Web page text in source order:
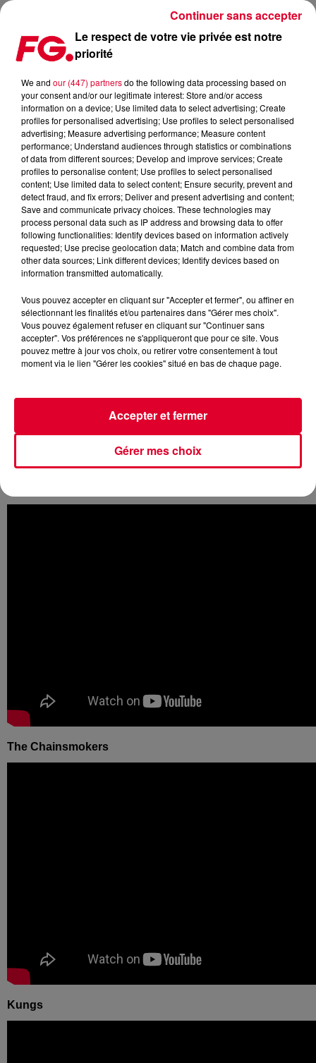
TOMORROWLAND : LES VIDÉOS DES SETS DES DJS STARS EN INTÉGRALITÉ
Publié : 24 juillet 2019 à 6h12 par Antony Harari
Nous sommes actuellement entre les deux week-ends du
effet, vendredi débutera le second week-end, mais la
semaine dernière, il y a déjà eu de très nombreux DJs qui
ont enflammé les multiples scènes du festival. Et on vous
propose aujourd'hui de revivre en vidéo plusieurs sets dans
leur intégralité !
The Chainsmokers
Kungs
Le respect de votre vie privée est notre
priorité
We and our (447) partnersdo the following data processing based on
your consent and/or our legitimate interest: Store and/or access
information on a device; Use limited data to select advertising; Create
profiles for personalised advertising; Use profiles to select personalised
advertising; Measure advertising performance; Measure content
performance; Understand audiences through statistics or combinations
of data from different sources; Develop and improve services; Create
profiles to personalise content; Use profiles to select personalised
content; Use limited data to select content; Ensure security, prevent and
detect fraud, and fix errors; Deliver and present advertising and content;
Save and communicate privacy choices. These technologies may
process personal data such as IP address and browsing data to offer
following functionalities: Identify devices based on information actively
requested; Use precise geolocation data; Match and combine data from
other data sources; Link different devices; Identify devices based on
information transmitted automatically.
Vous pouvez accepter en cliquant sur "Accepter et fermer", ou affiner en
sélectionnant les finalités et/ou partenaires dans "Gérer mes choix".
Vous pouvez également refuser en cliquant sur "Continuer sans
accepter". Vos préférences ne s'appliqueront que pour ce site. Vous
pouvez mettre à jour vos choix, ou retirer votre consentement à tout
moment via le lien "Gérer les cookies" situé en bas de chaque page.
Gérer mes choix
Accepter et fermer
Continuer sans accepter